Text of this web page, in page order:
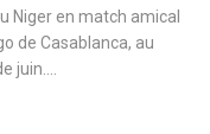
Niger en match amical
de Casablanca, au
juin.…